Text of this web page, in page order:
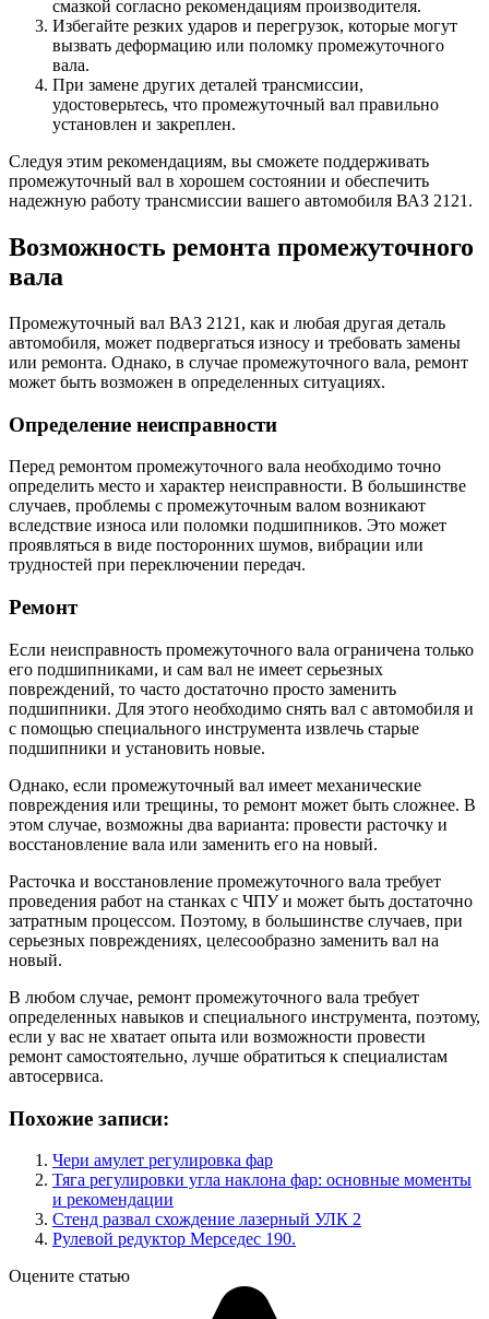
смазкой согласно рекомендациям производителя.
Избегайте резких ударов и перегрузок, которые могут
вызвать деформацию или поломку промежуточного
вала.
При замене других деталей трансмиссии,
удостоверьтесь, что промежуточный вал правильно
установлен и закреплен.
Следуя этим рекомендациям, вы сможете поддерживать
промежуточный вал в хорошем состоянии и обеспечить
надежную работу трансмиссии вашего автомобиля ВАЗ 2121.
Возможность ремонта промежуточного
вала
Промежуточный вал ВАЗ 2121, как и любая другая деталь
автомобиля, может подвергаться износу и требовать замены
или ремонта. Однако, в случае промежуточного вала, ремонт
может быть возможен в определенных ситуациях.
Определение неисправности
Перед ремонтом промежуточного вала необходимо точно
определить место и характер неисправности. В большинстве
случаев, проблемы с промежуточным валом возникают
вследствие износа или поломки подшипников. Это может
проявляться в виде посторонних шумов, вибрации или
трудностей при переключении передач.
Ремонт
Если неисправность промежуточного вала ограничена только
его подшипниками, и сам вал не имеет серьезных
повреждений, то часто достаточно просто заменить
подшипники. Для этого необходимо снять вал с автомобиля и
с помощью специального инструмента извлечь старые
подшипники и установить новые.
Однако, если промежуточный вал имеет механические
повреждения или трещины, то ремонт может быть сложнее. В
этом случае, возможны два варианта: провести расточку и
восстановление вала или заменить его на новый.
Расточка и восстановление промежуточного вала требует
проведения работ на станках с ЧПУ и может быть достаточно
затратным процессом. Поэтому, в большинстве случаев, при
серьезных повреждениях, целесообразно заменить вал на
новый.
В любом случае, ремонт промежуточного вала требует
определенных навыков и специального инструмента, поэтому,
если у вас не хватает опыта или возможности провести
ремонт самостоятельно, лучше обратиться к специалистам
автосервиса.
Похожие записи:
Чери амулет регулировка фар
Тяга регулировки угла наклона фар: основные моменты
и рекомендации
Стенд развал схождение лазерный УЛК 2
Рулевой редуктор Мерседес 190.
Оцените статью